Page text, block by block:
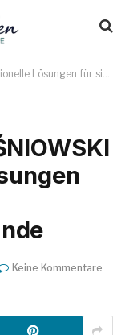
sichere Unternehmensgelände
Keine Kommentare